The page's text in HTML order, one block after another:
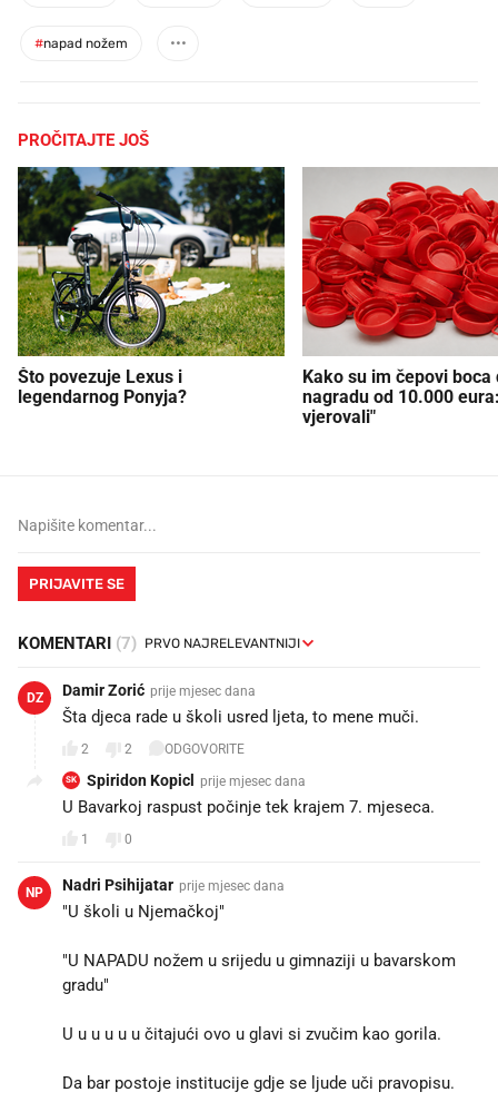
#napad nožem
PROČITAJTE JOŠ
Što povezuje Lexus i
legendarnog Ponyja?
Kako su im čepovi boca
nagradu od 10.000
vjerovali"
PRIJAVITE SE
KOMENTARI (7)
DZ Damir Zorić prije mjesec dana
Šta djeca rade u školi usred ljeta, to mene muči.
2 2 ODGOVORITE
SK Spiridon Kopicl prije mjesec dana
U Bavarkoj raspust počinje tek krajem 7. mjeseca.
1 0
NP Nadri Psihijatar prije mjesec dana
"U školi u Njemačkoj"
"U NAPADU nožem u srijedu u gimnaziji u bavarskom
gradu"
U u u u u u čitajući ovo u glavi si zvučim kao gorila.
Da bar postoje institucije gdje se ljude uči pravopisu.